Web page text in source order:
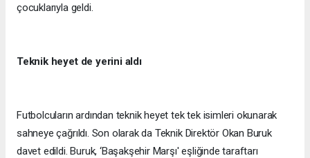
çocuklarıyla geldi.
Teknik heyet de yerini aldı
Futbolcuların ardından teknik heyet tek tek isimleri okunarak
sahneye çağrıldı. Son olarak da Teknik Direktör Okan Buruk
davet edildi. Buruk, ‘Başakşehir Marşı' eşliğinde taraftarı